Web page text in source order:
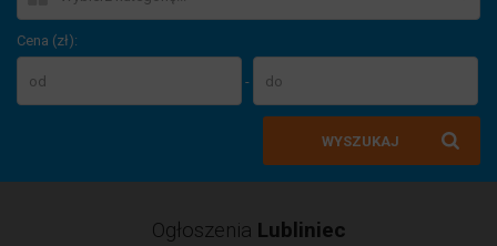
Cena (zł):
-
WYSZUKAJ
Ogłoszenia Lubliniec